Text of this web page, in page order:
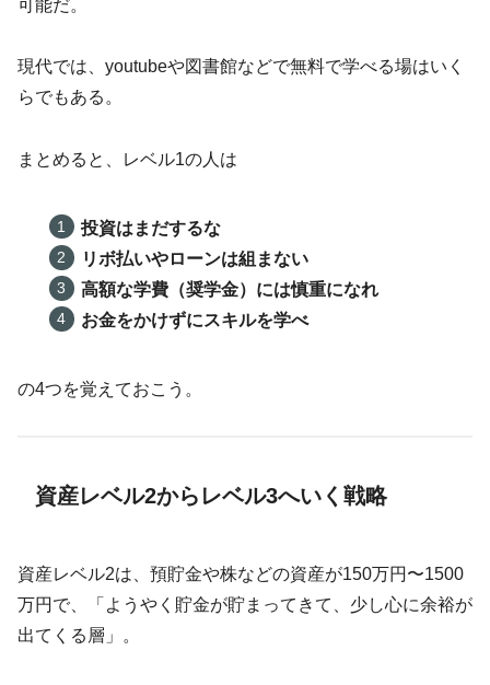
可能だ。
現代では、youtubeや図書館などで無料で学べる場はいく
らでもある。
まとめると、レベル1の人は
投資はまだするな
リボ払いやローンは組まない
高額な学費（奨学金）には慎重になれ
お金をかけずにスキルを学べ
の4つを覚えておこう。
資産レベル2からレベル3へいく戦略
資産レベル2は、預貯金や株などの資産が150万円〜1500
万円で、「ようやく貯金が貯まってきて、少し心に余裕が
出てくる層」。